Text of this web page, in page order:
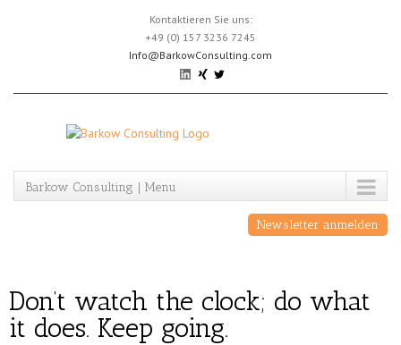
Kontaktieren Sie uns:
+49 (0) 157 3236 7245
Info@BarkowConsulting.com
Barkow Consulting | Menu
Newsletter anmelden
Don’t watch the clock; do what
it does. Keep going.